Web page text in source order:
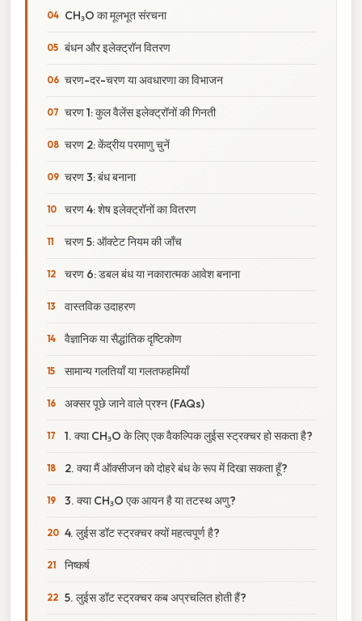
CH₃O का मूलभूत संरचना
बंधन और इलेक्ट्रॉन वितरण
चरण-दर-चरण या अवधारणा का विभाजन
चरण 1: कुल वैलेंस इलेक्ट्रॉनों की गिनती
चरण 2: केंद्रीय परमाणु चुनें
चरण 3: बंध बनाना
चरण 4: शेष इलेक्ट्रॉनों का वितरण
चरण 5: ऑक्टेट नियम की जाँच
चरण 6: डबल बंध या नकारात्मक आवेश बनाना
वास्तविक उदाहरण
वैज्ञानिक या सैद्धांतिक दृष्टिकोण
सामान्य गलतियाँ या गलतफहमियाँ
अक्सर पूछे जाने वाले प्रश्न (FAQs)
1. क्या CH₃O के लिए एक वैकल्पिक लुईस स्ट्रक्चर हो सकता है?
2. क्या मैं ऑक्सीजन को दोहरे बंध के रूप में दिखा सकता हूँ?
3. क्या CH₃O एक आयन है या तटस्थ अणु?
4. लुईस डॉट स्ट्रक्चर क्यों महत्वपूर्ण है?
निष्कर्ष
5. लुईस डॉट स्ट्रक्चर कब अप्रचलित होती हैं?